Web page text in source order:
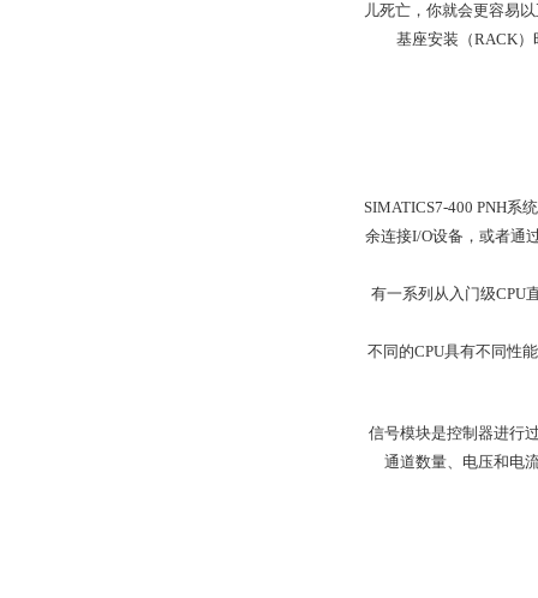
儿死亡，你就会更容易
基座安装（RACK）
SIMATICS7-400 PNH系
余连接I/O设备，或者通
有一系列从入门级CPU
不同的CPU具有不同性
信号模块是控制器进行
通道数量、电压和电